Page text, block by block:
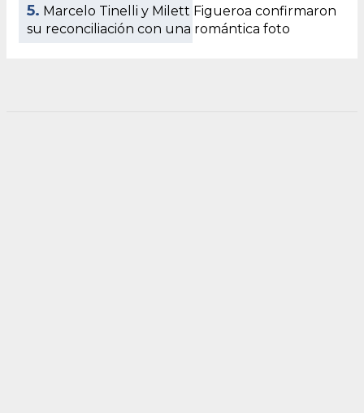
5. Marcelo Tinelli y Milett Figueroa confirmaron
su reconciliación con una romántica foto